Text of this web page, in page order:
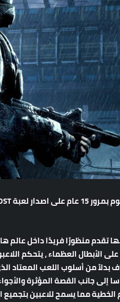
بمرور عامعلىاصدارلعبة
تقدممنظورًافريدًاداخلعالم
علىالأبطالالعظماء،يتحكم
بدلاًمنأسلوباللعبالمعتاد
إلىجانبالقصةالمؤثرة
الخطيةممايسمحللاعبينبتجميع